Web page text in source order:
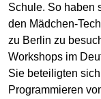
Schule. So haben
den Mädchen-
zu Berlin zu
Workshops im
Sie beteiligten
Programmieren